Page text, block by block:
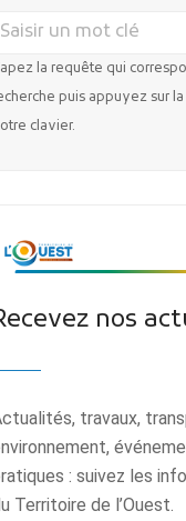
la requête qui
puis appuyez sur
clavier.
nos
travaux,
: suivez les
Territoire de l’Ouest.